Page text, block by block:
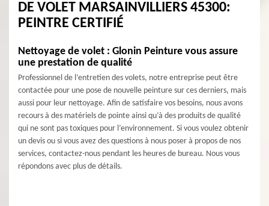
DE VOLET MARSAINVILLIERS 45300:
PEINTRE CERTIFIÉ
Nettoyage de volet : Glonin Peinture vous assure
une prestation de qualité
Professionnel de l’entretien des volets, notre entreprise peut être
contactée pour une pose de nouvelle peinture sur ces derniers, mais
aussi pour leur nettoyage. Afin de satisfaire vos besoins, nous avons
recours à des matériels de pointe ainsi qu’à des produits de qualité
qui ne sont pas toxiques pour l’environnement. Si vous voulez obtenir
un devis ou si vous avez des questions à nous poser à propos de nos
services, contactez-nous pendant les heures de bureau. Nous vous
répondons avec plus de détails.